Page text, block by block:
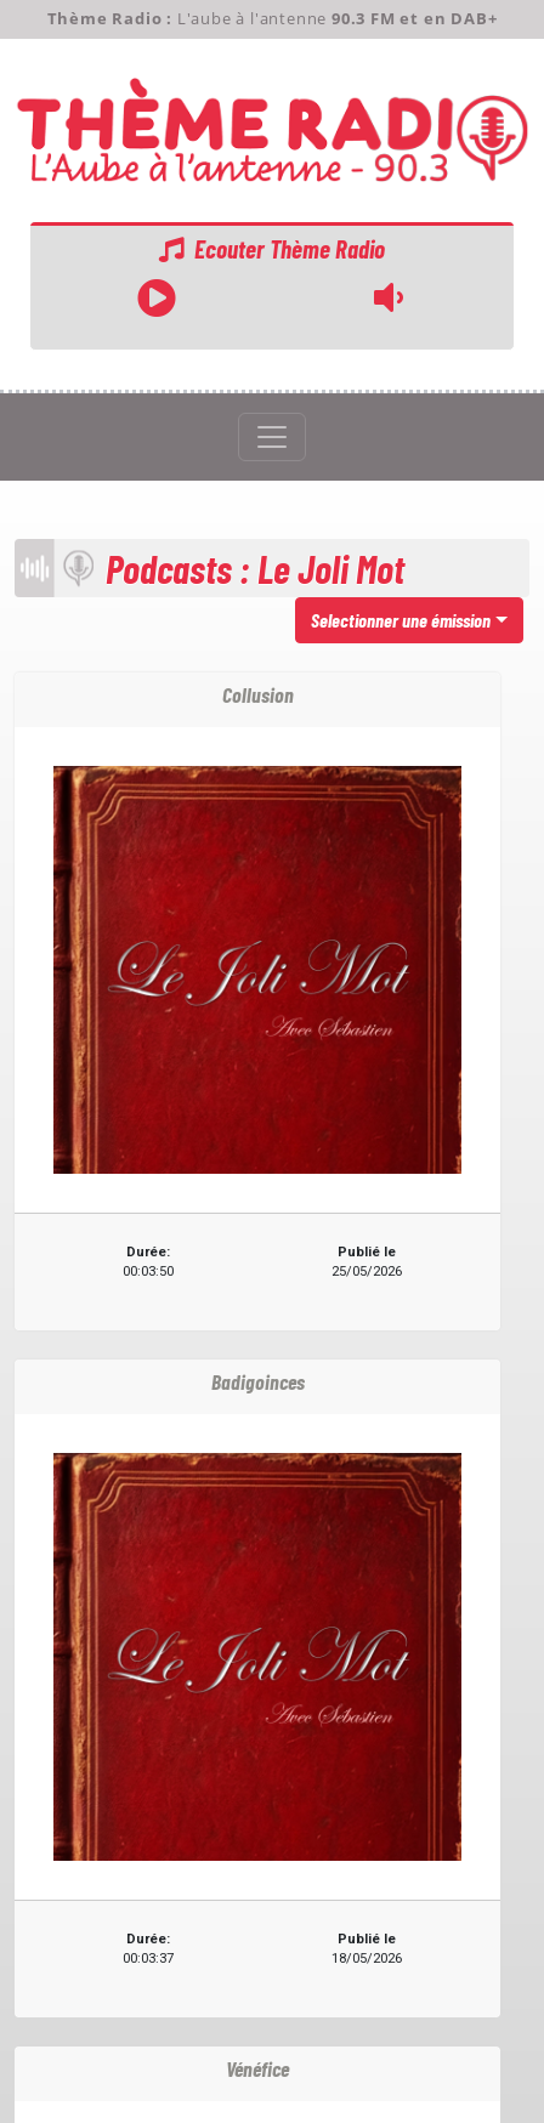
Thème Radio : L'aube à l'antenne 90.3 FM et en DAB+
Ecouter Thème Radio
Podcasts : Le Joli Mot
Selectionner une émission
Collusion
Durée:
00:03:50
Publié le
25/05/2026
Badigoinces
Durée:
00:03:37
Publié le
18/05/2026
Vénéfice